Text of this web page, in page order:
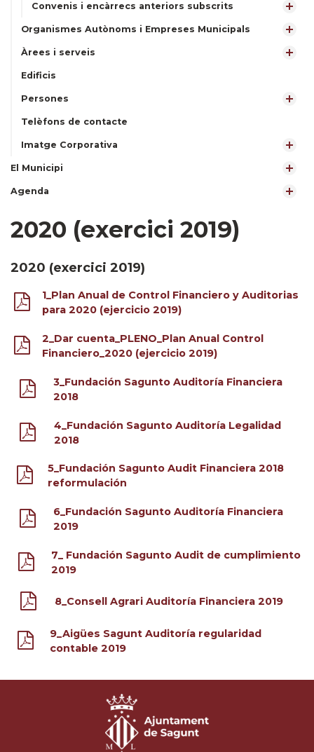
Convenis i encàrrecs anteriors subscrits
Organismes Autònoms i Empreses Municipals
Àrees i serveis
Edificis
Persones
Telèfons de contacte
Imatge Corporativa
El Municipi
Agenda
2020 (exercici 2019)
2020 (exercici 2019)
1_Plan Anual de Control Financiero y Auditorias
para 2020 (ejercicio 2019)
2_Dar cuenta_PLENO_Plan Anual Control
Financiero_2020 (ejercicio 2019)
3_Fundación Sagunto Auditoría Financiera
2018
4_Fundación Sagunto Auditoría Legalidad
2018
5_Fundación Sagunto Audit Financiera 2018
reformulación
6_Fundación Sagunto Auditoría Financiera
2019
7_ Fundación Sagunto Audit de cumplimiento
2019
8_Consell Agrari Auditoría Financiera 2019
9_Aigües Sagunt Auditoría regularidad
contable 2019